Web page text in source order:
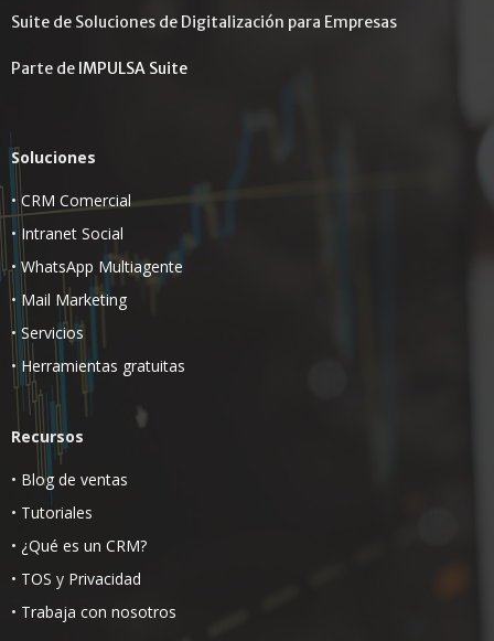
Suite de Soluciones de Digitalización para Empresas
Parte de IMPULSA Suite
Soluciones
• CRM Comercial
• Intranet Social
• WhatsApp Multiagente
• Mail Marketing
• Servicios
• Herramientas gratuitas
Recursos
• Blog de ventas
• Tutoriales
• ¿Qué es un CRM?
• TOS y Privacidad
• Trabaja con nosotros